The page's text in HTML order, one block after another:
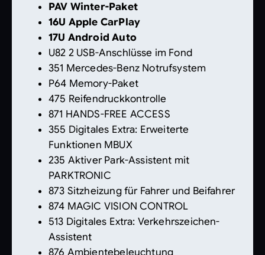
PAV Winter-Paket
16U Apple CarPlay
17U Android Auto
U82 2 USB-Anschlüsse im Fond
351 Mercedes-Benz Notrufsystem
P64 Memory-Paket
475 Reifendruckkontrolle
871 HANDS-FREE ACCESS
355 Digitales Extra: Erweiterte
Funktionen MBUX
235 Aktiver Park-Assistent mit
PARKTRONIC
873 Sitzheizung für Fahrer und Beifahrer
874 MAGIC VISION CONTROL
513 Digitales Extra: Verkehrszeichen-
Assistent
876 Ambientebeleuchtung